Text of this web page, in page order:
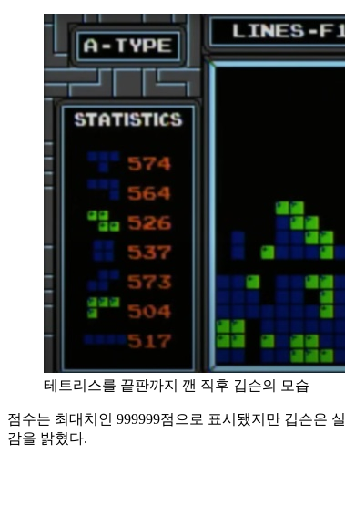
테트리스를 끝판까지 깬 직후 깁슨의 모습
점수는 최대치인 999999점으로 표시됐지만 깁슨은
감을 밝혔다.